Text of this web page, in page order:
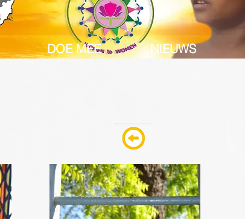
DOE MEE NIEUWS